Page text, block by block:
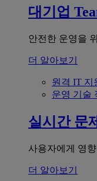
대기업
안전한 운영을
더 알아보기
원격 IT 지
운영 기술
실시간 문
사용자에게 영
더 알아보기